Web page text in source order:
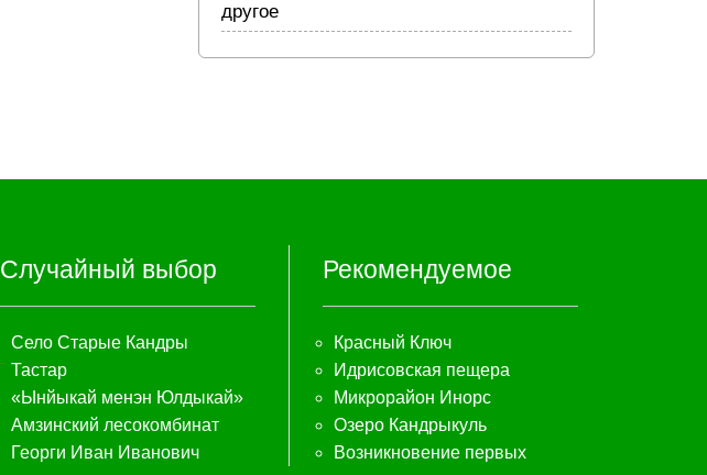
другое
Случайный выбор
Село Старые Кандры
Тастар
«Ынйыкай менэн Юлдыкай»
Амзинский лесокомбинат
Георги Иван Иванович
Рекомендуемое
Красный Ключ
Идрисовская пещера
Микрорайон Инорс
Озеро Кандрыкуль
Возникновение первых